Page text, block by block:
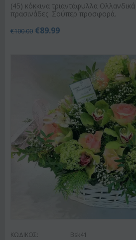
(45) κόκκινα τριαντάφυλλα
πρασινάδες .Σούπερ προσφορά.
€100.00 €89.99
ΚΩΔΙΚΟΣ: Bsk41